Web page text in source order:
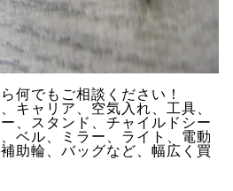
何でもご相談ください！
キャリア、空気入れ、工具、
、スタンド、チャイルドシー
ベル、ミラー、ライト、電動
助輪、バッグなど、幅広く買